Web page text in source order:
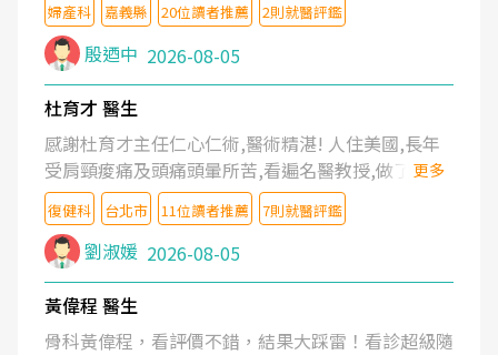
婦產科 嘉義縣 20位讀者推薦 2則就醫評鑑
殷迺中 2026-08-05
杜育才 醫生
感謝杜育才主任仁心仁術,醫術精湛! 人住美國,長年
受肩頸痠痛及頭痛頭暈所苦,看遍名醫教授,做了各種
檢查,也嘗試過西醫打針,中醫針灸及物理徒手治療都
沒有用,後來連吃到嗎啡類止痛藥都效果有限,只是壓
症狀,沒多久就痛起來,多年失眠嚴重影響生活品質.
台灣親友介紹忠孝醫院杜育才主任是頸頭症候群專
家,上網搜尋杜主任相關文章新聞跟網路評價之後,下
定決心飛回台北找杜醫師診治. 杜主任的乾針跟增生
更多
復健科 台北市 11位讀者推薦 7則就醫評鑑
劉淑媛 2026-08-05
黃偉程 醫生
骨科黃偉程，看評價不錯，結果大踩雷！看診超級隨